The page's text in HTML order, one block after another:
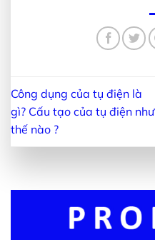
Công dụng của tụ điện là
gì? Cấu tạo của tụ điện như
thế nào ?